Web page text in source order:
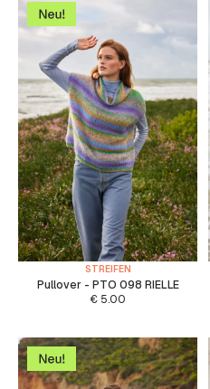
STREIFEN
Pullover - PTO 098 RIELLE
€ 5.00